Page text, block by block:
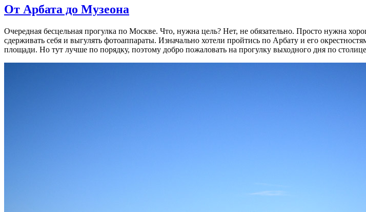
От Арбата до Музеона
Очередная бесцельная прогулка по Москве. Что, нужна цель? Нет, не обязательно. Просто нужна
сдерживать себя и выгулять фотоаппараты. Изначально хотели пройтись по Арбату и его
площади. Но тут лучше по порядку, поэтому добро пожаловать на прогулку выходного дня по